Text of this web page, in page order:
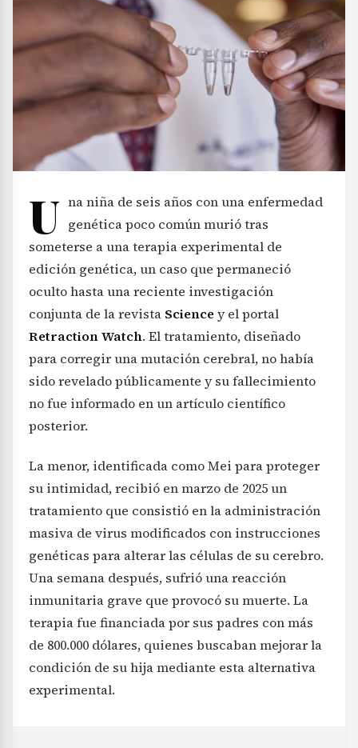
U na niña de seis años con una enfermedad
genética poco común murió tras
someterse a una terapia experimental de
edición genética, un caso que permaneció
oculto hasta una reciente investigación
conjunta de la revista Science y el portal
Retraction Watch. El tratamiento, diseñado
para corregir una mutación cerebral, no había
sido revelado públicamente y su fallecimiento
no fue informado en un artículo científico
posterior.
La menor, identificada como Mei para proteger
su intimidad, recibió en marzo de 2025 un
tratamiento que consistió en la administración
masiva de virus modificados con instrucciones
genéticas para alterar las células de su cerebro.
Una semana después, sufrió una reacción
inmunitaria grave que provocó su muerte. La
terapia fue financiada por sus padres con más
de 800.000 dólares, quienes buscaban mejorar la
condición de su hija mediante esta alternativa
experimental.